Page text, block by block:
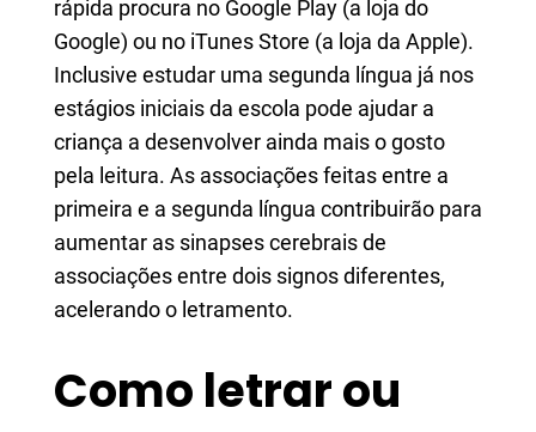
rápida procura no Google Play (a loja do
Google) ou no iTunes Store (a loja da Apple).
Inclusive estudar uma segunda língua já nos
estágios iniciais da escola pode ajudar a
criança a desenvolver ainda mais o gosto
pela leitura. As associações feitas entre a
primeira e a segunda língua contribuirão para
aumentar as sinapses cerebrais de
associações entre dois signos diferentes,
acelerando o letramento.
Como letrar ou